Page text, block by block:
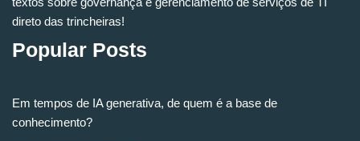
direto das trincheiras!
Popular Posts
Em tempos de IA generativa, de quem é a base de
conhecimento?